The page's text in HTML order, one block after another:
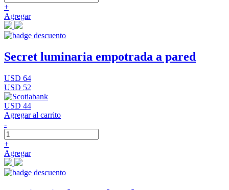
+
Agregar
Secret luminaria empotrada a pared
USD 64
USD 52
USD 44
Agregar al carrito
-
+
Agregar